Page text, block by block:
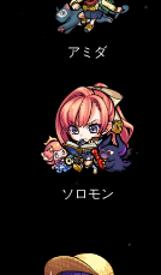
アミダ
ソロモン